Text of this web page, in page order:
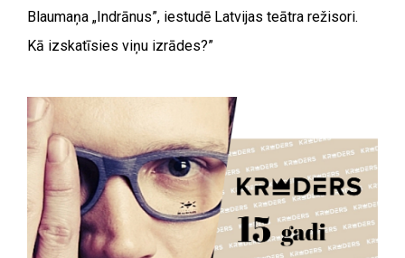
Blaumaņa „Indrānus”, iestudē Latvijas teātra režisori.
Kā izskatīsies viņu izrādes?”